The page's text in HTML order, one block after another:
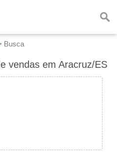
Busca
vendas em Aracruz/ES